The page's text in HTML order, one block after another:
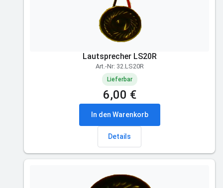
Lautsprecher LS20R
Art.-Nr: 32.LS20R
Lieferbar
6,00 €
In den Warenkorb
Details